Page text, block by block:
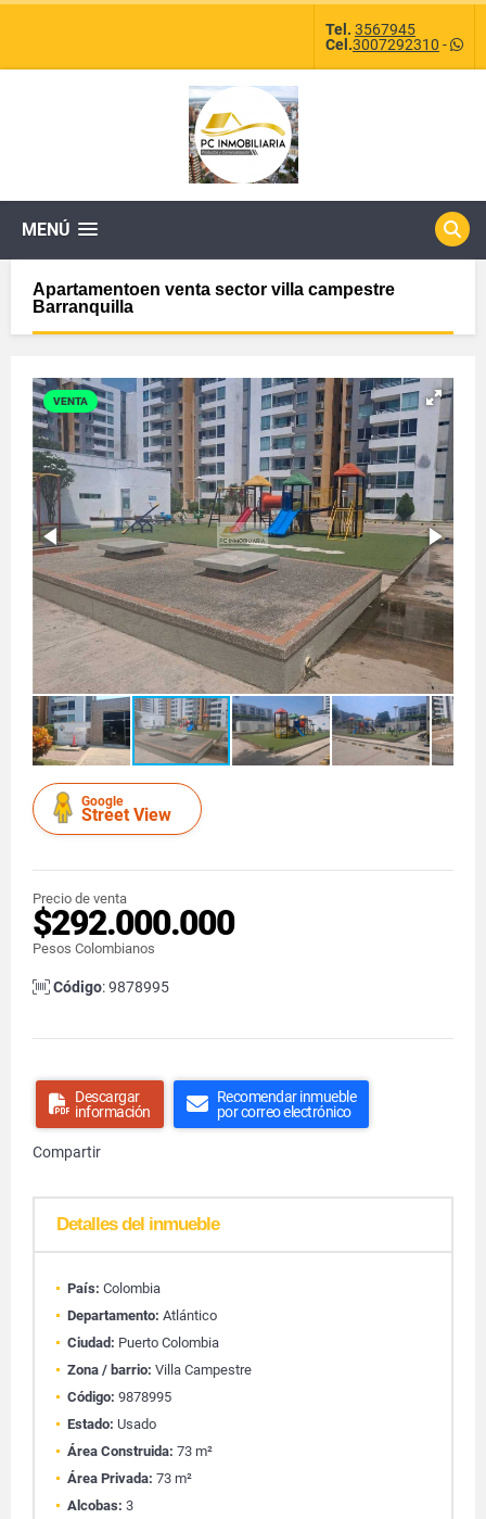
Tel. 3567945
Cel.3007292310 -
MENÚ
Apartamentoen venta sector villa campestre
Barranquilla
VENTA
Google
Street View
Precio de venta
$292.000.000
Pesos Colombianos
Código: 9878995
Descargar
información
Recomendar inmueble
por correo electrónico
Compartir
Detalles del inmueble
País: Colombia
Departamento: Atlántico
Ciudad: Puerto Colombia
Zona / barrio: Villa Campestre
Código: 9878995
Estado: Usado
Área Construida: 73 m²
Área Privada: 73 m²
Alcobas: 3